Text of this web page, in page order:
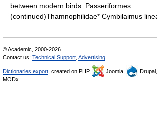
between modern birds. Passeriformes
(continued)Thamnophilidae* Cymbilaimus
© Academic, 2000-2026
Contact us: Technical Support Advertising
Dictionaries export , created on PHP, Joomla, Drupal,
MODx.